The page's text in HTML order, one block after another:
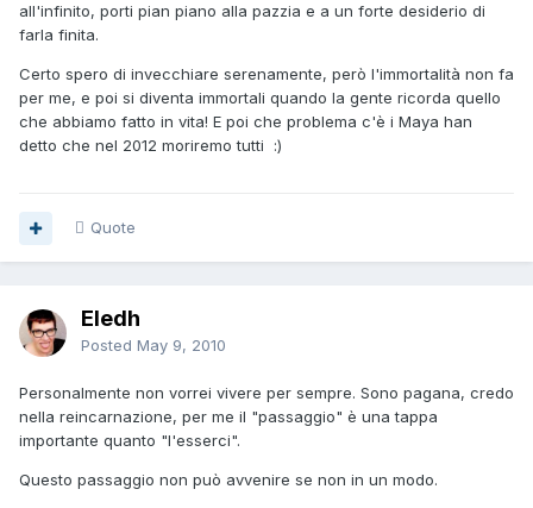
all'infinito, porti pian piano alla pazzia e a un forte desiderio di
farla finita.
Certo spero di invecchiare serenamente, però l'immortalità non fa
per me, e poi si diventa immortali quando la gente ricorda quello
che abbiamo fatto in vita! E poi che problema c'è i Maya han
detto che nel 2012 moriremo tutti :)
Quote
Eledh
Posted May 9, 2010
Personalmente non vorrei vivere per sempre. Sono pagana, credo
nella reincarnazione, per me il "passaggio" è una tappa
importante quanto "l'esserci".
Questo passaggio non può avvenire se non in un modo.